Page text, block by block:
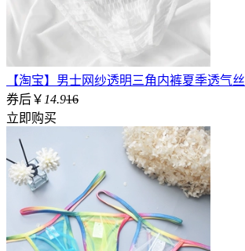
【淘宝】男士网纱透明三角内裤夏季透气丝
券后￥ 14.916
立即购买